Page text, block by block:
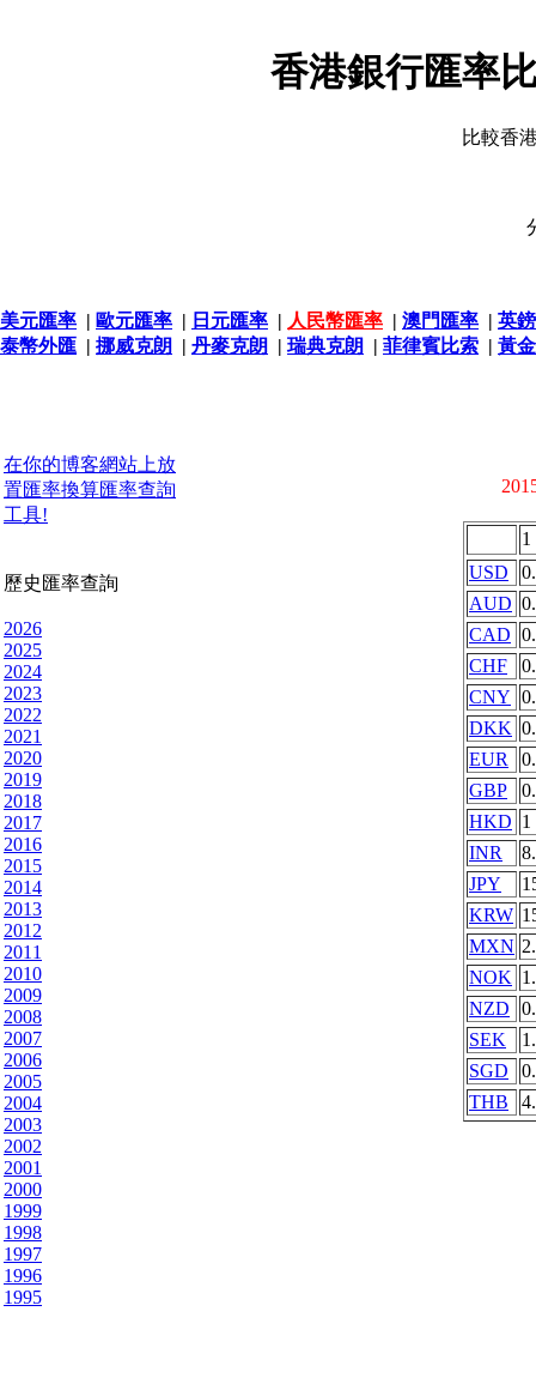
香港銀行匯率
比較香
美元匯率 | 歐元匯率 | 日元匯率 | 人民幣匯率 | 澳門匯率 | 英
泰幣外匯 | 挪威克朗 | 丹麥克朗 | 瑞典克朗 | 菲律賓比索 | 黃
在你的博客網站上放
置匯率換算匯率查詢
工具!
歷史匯率查詢
2026
2025
2024
2023
2022
2021
2020
2019
2018
2017
2016
2015
2014
2013
2012
2011
2010
2009
2008
2007
2006
2005
2004
2003
2002
2001
2000
1999
1998
1997
1996
1995
1
USD
AUD
CAD
CHF
CNY
DKK
EUR
GBP
HKD 1
INR
JPY
KRW
MXN
NOK
NZD
SEK
SGD
THB